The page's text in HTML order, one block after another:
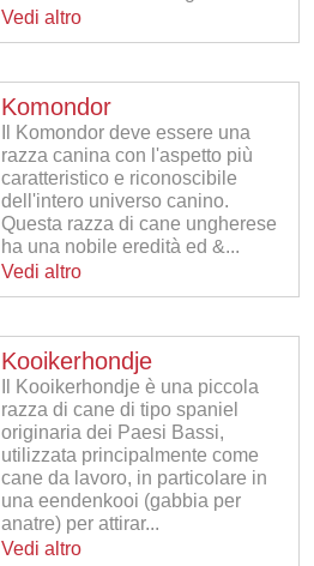
Vedi altro
Komondor
Il Komondor deve essere una
razza canina con l'aspetto più
caratteristico e riconoscibile
dell'intero universo canino.
Questa razza di cane ungherese
ha una nobile eredità ed &...
Vedi altro
Kooikerhondje
Il Kooikerhondje è una piccola
razza di cane di tipo spaniel
originaria dei Paesi Bassi,
utilizzata principalmente come
cane da lavoro, in particolare in
una eendenkooi (gabbia per
anatre) per attirar...
Vedi altro